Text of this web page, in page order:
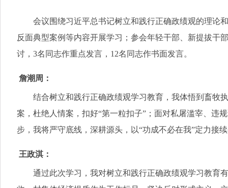
会议围绕习近平总书记树立和践行正确政绩观的理论和
反面典型案例等内容开展学习；参会年轻干部、新提拔干
讨，3名同志作重点发言，12名同志作书面发言。
詹潮周：
结合树立和践行正确政绩观学习教育，我体悟到畜牧执
案，杜绝人情案，扣好“第一粒扣子”；面对私屠滥宰、违
步，我将严守底线，深耕源头，以“功成不必在我”定力接
王政淇：
通过此次学习，我对树立和践行正确政绩观学习教育有